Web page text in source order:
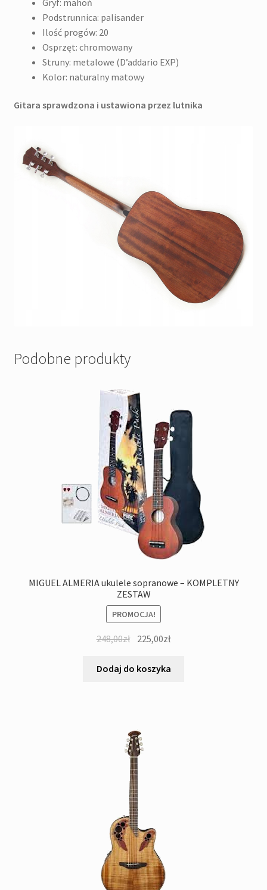
Podstrunnica: palisander
Ilość progów: 20
Osprzęt: chromowany
Struny: metalowe (D’addario EXP)
Kolor: naturalny matowy
Gitara sprawdzona i ustawiona przez lutnika
Podobne produkty
MIGUEL ALMERIA ukulele sopranowe – KOMPLETNY
ZESTAW
PROMOCJA!
248,00zł Pierwotna
wynosiła:
225,00złAktualna
wynosi:
Dodaj do koszyka